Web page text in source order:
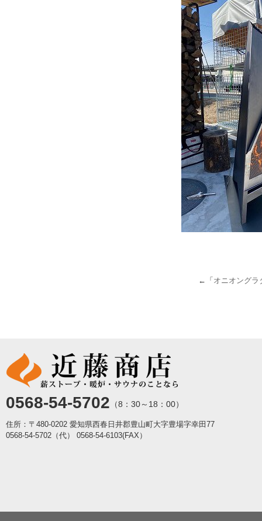
←「 オニオングラ
0568-54-5702 （8：30～18：00）
住所：〒480-0202 愛知県西春日井郡豊山町大字豊場字幸田77
0568-54-5702（代）
0568-54-6103(FAX）